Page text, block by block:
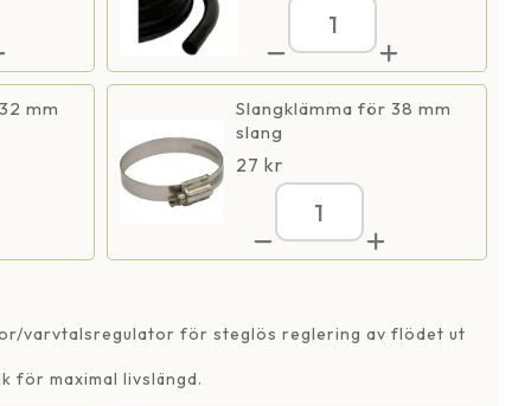
AquaMax
Eco
Premium
9000
mm
Slangklämma för 38 mm
slang
27kr
AquaMax
Eco
Premium
varvtalsregulator för steglös reglering av flödet ut
för maximal livslängd.